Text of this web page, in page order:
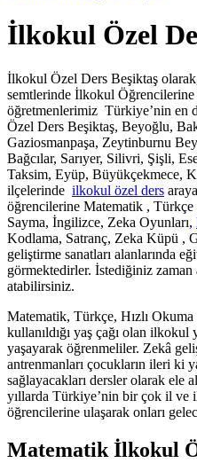
İlkokul Özel
İlkokul Özel Ders Beşiktaş
semtlerinde İlkokul Öğrencilerine
öğretmenlerimiz Türkiye’nin en
Özel Ders Beşiktaş, Beyoğlu,
Gaziosmanpaşa, Zeytinburnu
Bağcılar, Sarıyer, Silivri, Şişli,
Taksim, Eyüp, Büyükçekmece,
ilçelerinde ilkokul özel ders
öğrencilerine Matematik ,
Sayma, İngilizce, Zeka Oyunları,
Kodlama, Satranç, Zeka Küpü ,
geliştirme sanatları alanlarında
görmektedirler. İstediğiniz
atabilirsiniz.
Matematik, Türkçe, Hızlı
kullanıldığı yaş çağı olan
yaşayarak öğrenmeliler. Zekâ
antrenmanları çocukların ileri ki
sağlayacakları dersler olarak ele
yıllarda Türkiye’nin bir çok il ve
öğrencilerine ulaşarak onları
Matematik İlkokul